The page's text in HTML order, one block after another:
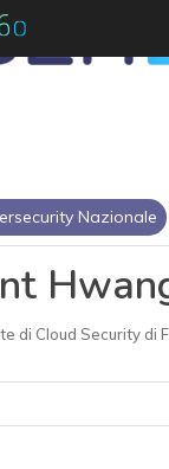
Nazionale
di Cloud Security di